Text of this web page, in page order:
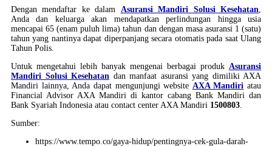
Dengan mendaftar ke dalam Asuransi Mandiri Solusi Kesehatan,
Anda dan keluarga akan mendapatkan perlindungan hingga usia
mencapai 65 (enam puluh lima) tahun dan dengan masa asuransi 1 (satu)
tahun yang nantinya dapat diperpanjang secara otomatis pada saat Ulang
Tahun Polis.
Untuk mengetahui lebih banyak mengenai berbagai produk Asuransi
Mandiri Solusi Kesehatan dan manfaat asuransi yang dimiliki AXA
Mandiri lainnya, Anda dapat mengunjungi website AXA Mandiri atau
Financial Advisor AXA Mandiri di kantor cabang Bank Mandiri dan
Bank Syariah Indonesia atau contact center AXA Mandiri 1500803.
Sumber:
https://www.tempo.co/gaya-hidup/pentingnya-cek-gula-darah-